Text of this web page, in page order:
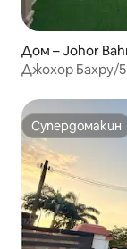
Дом – Johor
Джохор Бахру/
Супердомакин
Супердомакин